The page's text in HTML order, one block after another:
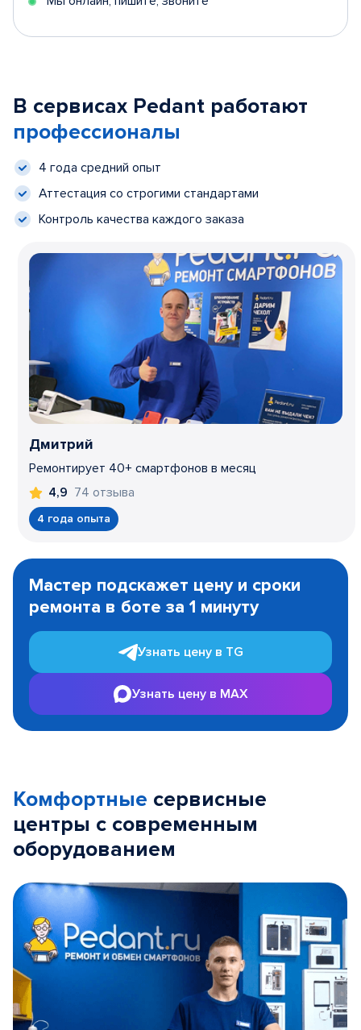
В сервисах Pedant работают
профессионалы
4 года средний опыт
Аттестация со строгими стандартами
Контроль качества каждого заказа
Дмитрий
Ремонтирует 40+ смартфонов в месяц
4,9 74 отзыва
4 года опыта
1
Мастер подскажет цену и сроки
ремонта в боте за 1 минуту
Узнать цену в TG
Узнать цену в MAX
Комфортные сервисные
центры с современным
оборудованием